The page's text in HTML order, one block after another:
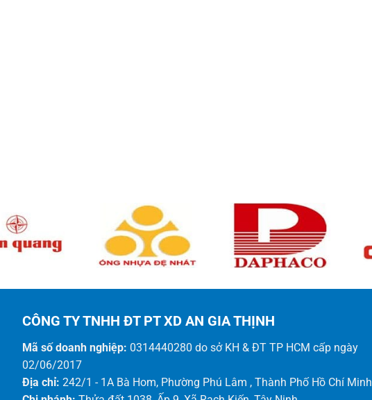
CÔNG TY TNHH ĐT PT XD AN GIA THỊNH
Mã số doanh nghiệp: 0314440280 do sở KH & ĐT TP HCM cấp ngày
02/06/2017
Địa chỉ: 242/1 - 1A Bà Hom, Phường Phú Lâm , Thành Phố Hồ Chí Minh